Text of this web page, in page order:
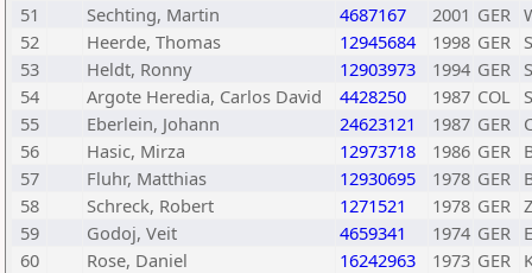
51
Sechting, Martin 4687167 2001 GER
52
Heerde, Thomas 12945684 1998 GER
53
Heldt, Ronny 12903973 1994 GER
54
Argote Heredia, Carlos David 4428250 1987 COL
55
Eberlein, Johann 24623121 1987 GER
56
Hasic, Mirza 12973718 1986 GER
57
Fluhr, Matthias 12930695 1978 GER
58
Schreck, Robert 1271521 1978 GER
59
Godoj, Veit 4659341 1974 GER
60
Rose, Daniel 16242963 1973 GER